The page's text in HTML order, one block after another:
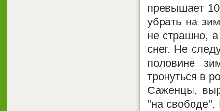
превышает
убрать на
не страшно,
снег. Не
половине
тронуться в
Саженцы,
"на